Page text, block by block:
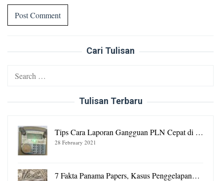
Cari Tulisan
Search
Tulisan Terbaru
Tips Cara Laporan Gangguan PLN Cepat di …
28 February 2021
7 Fakta Panama Papers, Kasus Penggelapan…